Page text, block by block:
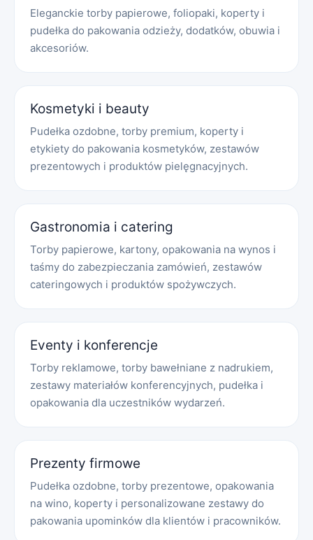
Eleganckie torby papierowe, foliopaki, koperty i
pudełka do pakowania odzieży, dodatków, obuwia i
akcesoriów.
Kosmetyki i beauty
Pudełka ozdobne, torby premium, koperty i
etykiety do pakowania kosmetyków, zestawów
prezentowych i produktów pielęgnacyjnych.
Gastronomia i catering
Torby papierowe, kartony, opakowania na wynos i
taśmy do zabezpieczania zamówień, zestawów
cateringowych i produktów spożywczych.
Eventy i konferencje
Torby reklamowe, torby bawełniane z nadrukiem,
zestawy materiałów konferencyjnych, pudełka i
opakowania dla uczestników wydarzeń.
Prezenty firmowe
Pudełka ozdobne, torby prezentowe, opakowania
na wino, koperty i personalizowane zestawy do
pakowania upominków dla klientów i pracowników.